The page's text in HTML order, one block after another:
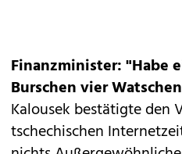
Finanzminister: "Habe
Burschen vier
Kalousek bestätigte den
tschechischen